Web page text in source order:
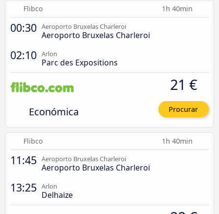
Flibco 1h 40min
00:30 Aeroporto Bruxelas Charleroi
Aeroporto Bruxelas Charleroi
02:10 Arlon
Parc des Expositions
Económica
21 €
Procurar
Flibco 1h 40min
11:45 Aeroporto Bruxelas Charleroi
Aeroporto Bruxelas Charleroi
13:25 Arlon
Delhaize